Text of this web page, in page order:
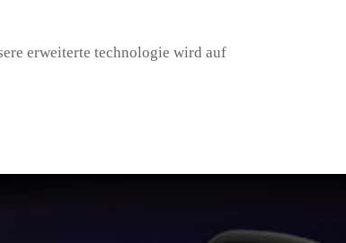
erweiterte technologie wird auf